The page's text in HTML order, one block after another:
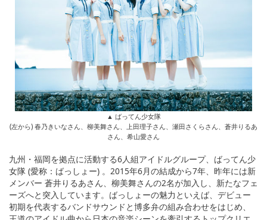
▲ ばってん少女隊
(左から) 春乃きいなさん、柳美舞さん、上田理子さん、瀬田さくらさん、蒼井りるあ
さん、希山愛さん
九州・福岡を拠点に活動する6人組アイドルグループ、ばってん少
女隊 (愛称：ばっしょー) 。2015年6月の結成から7年、昨年には新
メンバー 蒼井りるあさん、柳美舞さんの2名が加入し、新たなフェ
ーズへと突入しています。ばっしょーの魅力といえば、デビュー
初期を代表するバンドサウンドと博多弁の組み合わせをはじめ、